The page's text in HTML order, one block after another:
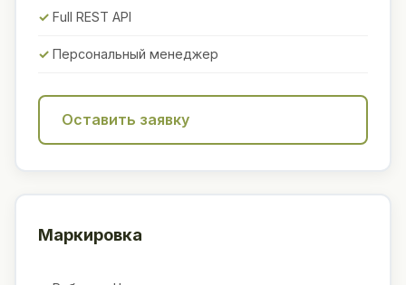
Full REST API
Персональный менеджер
Оставить заявку
Маркировка